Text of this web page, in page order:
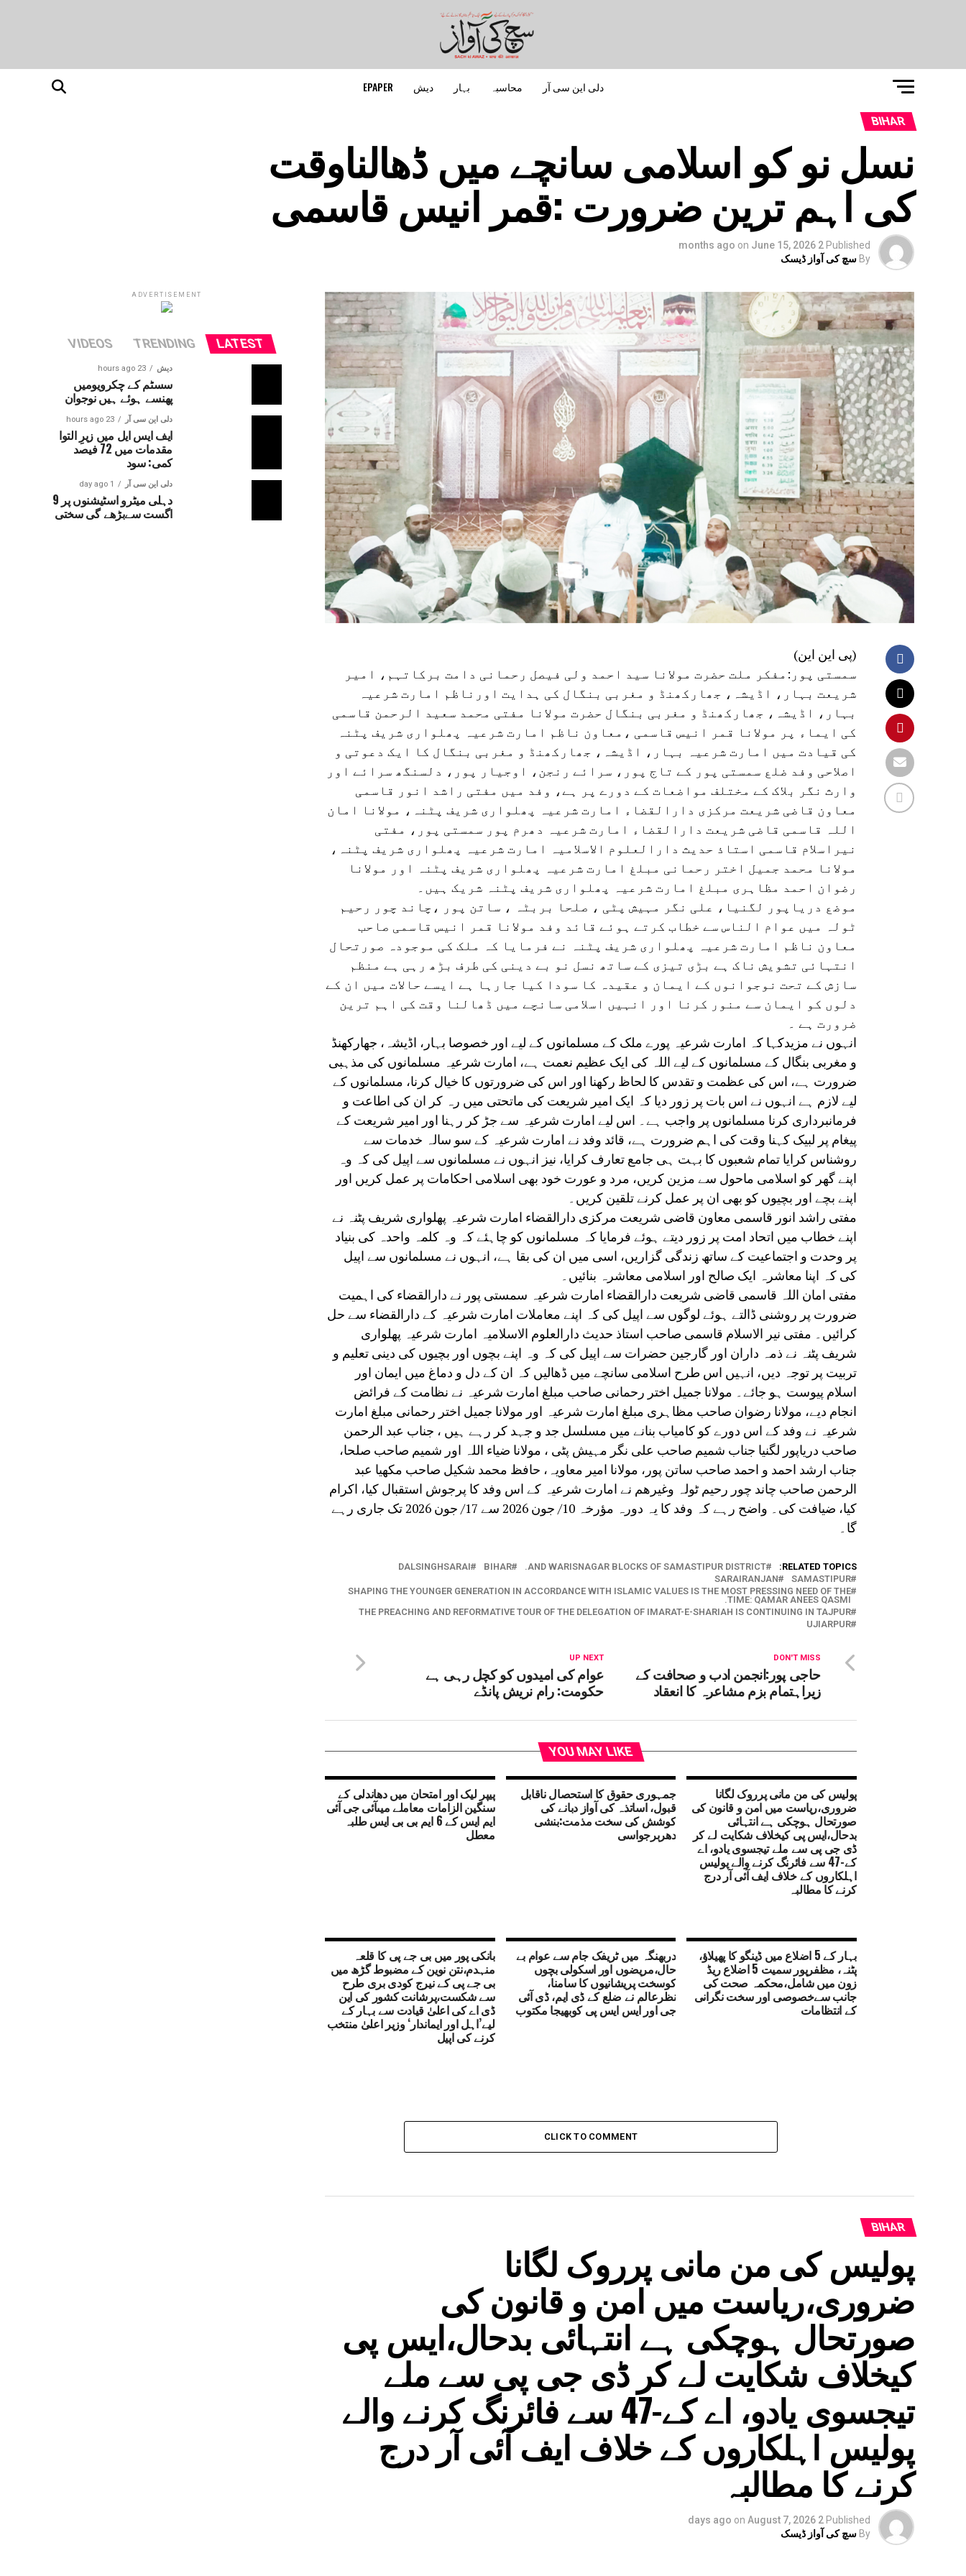
دلی این سی آر محاسبہ بہار دیش EPAPER
BIHAR
نسل نو کو اسلامی سانچے میں ڈھالناوقت
کی اہم ترین ضرورت :قمر انیس قاسمی
Published
2 months ago
on June 15, 2026
By سچ کی آواز ڈیسک
(پی این این)
سمستی پور:مفکر ملت حضرت مولانا سید احمد ولی فیصل رحمانی دامت برکاتہم، امیر
شریعت بہار، اڈیشہ، جھارکھنڈ و مغربی بنگال کی ہدایت اورناظم امارت شرعیہ
بہار، اڈیشہ، جھارکھنڈ و مغربی بنگال حضرت مولانا مفتی محمد سعید الرحمن قاسمی
کی ایماء پر مولانا قمر انیس قاسمی ،معاون ناظم امارت شرعیہ پھلواری شریف پٹنہ
کی قیادت میں امارت شرعیہ بہار، اڈیشہ، جھارکھنڈ و مغربی بنگال کا ایک دعوتی و
اصلاحی وفد ضلع سمستی پور کے تاج پور، سرائے رنجن، اوجیار پور، دلسنگھ سرائے اور
وارث نگر بلاک کے مختلف مواضعات کے دورے پر ہے، وفد میں مفتی راشد انور قاسمی
معاون قاضی شریعت مرکزی دارالقضاء امارت شرعیہ پھلواری شریف پٹنہ، مولانا امان
اللہ قاسمی قاضی شریعت دارالقضاء امارت شرعیہ دھرم پور سمستی پور، مفتی
نیراسلام قاسمی استاذ حدیث دارالعلوم الاسلامیہ امارت شرعیہ پھلواری شریف پٹنہ،
مولانا محمد جمیل اختر رحمانی مبلغ امارت شرعیہ پھلواری شریف پٹنہ اور مولانا
رضوان احمد مظاہری مبلغ امارت شرعیہ پھلواری شریف پٹنہ شریک ہیں۔
موضع دریاپور لگنیا، علی نگر مہیش پٹی ، صلحا بربٹہ ، ساتن پور ،چاند چور رحیم
ٹولہ میں عوام الناس سے خطاب کرتے ہوئے قائد وفد مولانا قمر انیس قاسمی صاحب
معاون ناظم امارت شرعیہ پھلواری شریف پٹنہ نے فرمایا کہ ملک کی موجودہ صورتحال
انتہائی تشویش ناک ہے بڑی تیزی کے ساتھ نسل نو بے دینی کی طرف بڑھ رہی ہے منظم
سازش کے تحت نوجوانوں کے ایمان و عقیدہ کا سودا کیا جارہا ہے ایسے حالات میں ان کے
دلوں کو ایمان سے منور کرنا اور انہیں اسلامی سانچے میں ڈھالنا وقت کی اہم ترین
ضرورت ہے ۔
انہوں نے مزیدکہا کہ امارت شرعیہ پورے ملک کے مسلمانوں کے لیے اور خصوصا بہار، اڈیشہ، جھارکھنڈ
و مغربی بنگال کے مسلمانوں کے لیے اللہ کی ایک عظیم نعمت ہے، امارت شرعیہ مسلمانوں کی مذہبی
ضرورت ہے، اس کی عظمت و تقدس کا لحاظ رکھنا اور اس کی ضرورتوں کا خیال کرنا، مسلمانوں کے
لیے لازم ہے انہوں نے اس بات پر زور دیا کہ ایک امیر شریعت کی ماتحتی میں رہ کر ان کی اطاعت و
فرمانبرداری کرنا مسلمانوں پر واجب ہے۔ اس لیے امارت شرعیہ سے جڑ کر رہنا اور امیر شریعت کے
پیغام پر لبیک کہنا وقت کی اہم ضرورت ہے، قائد وفد نے امارت شرعیہ کے سو سالہ خدمات سے
روشناس کرایا تمام شعبوں کا بہت ہی جامع تعارف کرایا، نیز انہوں نے مسلمانوں سے اپیل کی کہ وہ
اپنے گھر کو اسلامی ماحول سے مزین کریں، مرد و عورت خود بھی اسلامی احکامات پر عمل کریں اور
اپنے بچے اور بچیوں کو بھی ان پر عمل کرنے تلقین کریں۔
مفتی راشد انور قاسمی معاون قاضی شریعت مرکزی دارالقضاء امارت شرعیہ پھلواری شریف پٹنہ نے
اپنے خطاب میں اتحاد امت پر زور دیتے ہوئے فرمایا کہ مسلمانوں کو چاہئے کہ وہ کلمہ واحدہ کی بنیاد
پر وحدت و اجتماعیت کے ساتھ زندگی گزاریں، اسی میں ان کی بقا ہے، انہوں نے مسلمانوں سے اپیل
کی کہ اپنا معاشرہ ایک صالح اور اسلامی معاشرہ بنائیں۔
مفتی امان اللہ قاسمی قاضی شریعت دارالقضاء امارت شرعیہ سمستی پور نے دارالقضاء کی اہمیت
ضرورت پر روشنی ڈالتے ہوئے لوگوں سے اپیل کی کہ اپنے معاملات امارت شرعیہ کے دارالقضاء سے حل
کرائیں۔ مفتی نیر الاسلام قاسمی صاحب استاذ حدیث دارالعلوم الاسلامیہ امارت شرعیہ پھلواری
شریف پٹنہ نے ذمہ داران اور گارجین حضرات سے اپیل کی کہ وہ اپنے بچوں اور بچیوں کی دینی تعلیم و
تربیت پر توجہ دیں، انہیں اس طرح اسلامی سانچے میں ڈھالیں کہ ان کے دل و دماغ میں ایمان اور
اسلام پیوست ہو جائے۔ مولانا جمیل اختر رحمانی صاحب مبلغ امارت شرعیہ نے نظامت کے فرائض
انجام دیے، مولانا رضوان صاحب مظاہری مبلغ امارت شرعیہ اور مولانا جمیل اختر رحمانی مبلغ امارت
شرعیہ نے وفد کے اس دورے کو کامیاب بنانے میں مسلسل جد و جہد کر رہے ہیں ، جناب عبد الرحمن
صاحب دریاپور لگنیا جناب شمیم صاحب علی نگر مہیش پٹی ، مولانا ضیاء اللہ اور شمیم صاحب صلحا،
جناب ارشد احمد و احمد صاحب ساتن پور، مولانا امیر معاویہ، حافظ محمد شکیل صاحب مکھیا عبد
الرحمن صاحب چاند چور رحیم ٹولہ وغیرھم نے امارت شرعیہ کے اس وفد کا پرجوش استقبال کیا، اکرام
کیا، ضیافت کی۔ واضح رہے کہ وفد کا یہ دورہ مؤرخہ 10/ جون 2026 سے 17/ جون 2026 تک جاری رہے
گا۔
RELATED TOPICS:
AND WARISNAGAR BLOCKS OF SAMASTIPUR DISTRICT.
BIHAR
DALSINGHSARAI
SAMASTIPUR
SARAIRANJAN
SHAPING THE YOUNGER GENERATION IN ACCORDANCE WITH ISLAMIC VALUES IS THE MOST PRESSING NEED OF THE
TIME: QAMAR ANEES QASMI.
THE PREACHING AND REFORMATIVE TOUR OF THE DELEGATION OF IMARAT-E-SHARIAH IS CONTINUING IN TAJPUR
UJIARPUR
UP NEXT
عوام کی امیدوں کو کچل رہی ہے
حکومت: رام نریش پانڈے
DON'T MISS
حاجی پور:انجمن ادب و صحافت کے
زیراہتمام بزم مشاعرہ کا انعقاد
YOU MAY LIKE
پولیس کی من مانی پرروک لگانا
ضروری،ریاست میں امن و قانون کی
صورتحال ہوچکی ہے انتہائی
بدحال،ایس پی کیخلاف شکایت لے کر
ڈی جی پی سے ملے تیجسوی یادو، اے
کے-47 سے فائرنگ کرنے والے پولیس
اہلکاروں کے خلاف ایف آئی آر درج
کرنے کا مطالبہ
جمہوری حقوق کا استحصال ناقابل
قبول، اساتذہ کی آواز دبانے کی
کوشش کی سخت مذمت:بنشی
دھربرجواسی
پیپر لیک اور امتحان میں دھاندلی کے
سنگین الزامات معاملے میںآئی جی آئی
ایم ایس کے 6 ایم بی بی ایس طلبہ
معطل
بہار کے 5 اضلاع میں ڈینگو کا پھیلاؤ،
پٹنہ، مظفرپور سمیت 5 اضلاع ریڈ
زون میں شامل،محکمہ صحت کی
جانب سےخصوصی اور سخت نگرانی
کے انتظامات
دربھنگہ میں ٹریفک جام سے عوام بے
حال،مریضوں اور اسکولی بچوں
کوسخت پریشانیوں کا سامنا،
نظرعالم نے ضلع کے ڈی ایم، ڈی آئی
جی اور ایس ایس پی کوبھیجا مکتوب
بانکی پور میں بی جے پی کا قلعہ
منہدم،نتن نوین کے مضبوط گڑھ میں
بی جے پی کے نیرج کودی بری طرح
سے شکست،پرشانت کشور کی این
ڈی اے کی اعلیٰ قیادت سے بہار کے
لیے’اہل اور ایماندار‘ وزیر اعلیٰ منتخب
کرنے کی اپیل
CLICK TO COMMENT
BIHAR
پولیس کی من مانی پرروک لگانا
ضروری،ریاست میں امن و قانون کی
صورتحال ہوچکی ہے انتہائی بدحال،ایس پی
کیخلاف شکایت لے کر ڈی جی پی سے ملے
تیجسوی یادو، اے کے-47 سے فائرنگ کرنے والے
پولیس اہلکاروں کے خلاف ایف آئی آر درج
کرنے کا مطالبہ
Published
2 days ago
on August 7, 2026
By سچ کی آواز ڈیسک
ADVERTISEMENT
LATEST
TRENDING
VIDEOS
دیش 23 hours ago
سسٹم کے چکرویومیں
پھنسے ہوئے ہیں نوجوان
دلی این سی آر 23 hours ago
ایف ایس ایل میں زیرِ التوا
مقدمات میں 72 فیصد
کمی: سود
دلی این سی آر 1 day ago
دہلی میٹرو اسٹیشنوں پر 9
اگست سےبڑھے گی سختی